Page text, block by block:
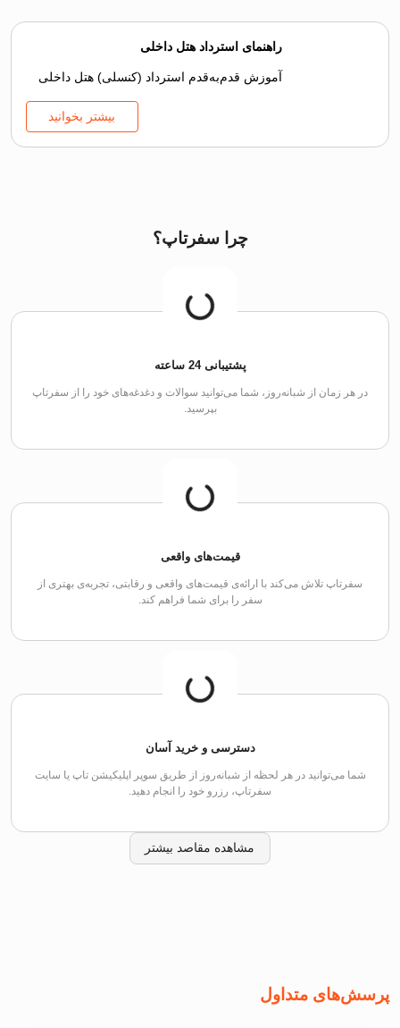
راهنمای استرداد هتل داخلی
آموزش قدم‌به‌قدم استرداد (کنسلی) هتل داخلی
بیشتر بخوانید
چرا سفرتاپ؟
پشتیبانی 24 ساعته
در هر زمان از شبانه‌روز، شما می‌توانید سوالات و دغدغه‌های خود را از سفرتاپ
بپرسید.
قیمت‌های واقعی
سفرتاپ تلاش می‌کند با ارائه‌ی قیمت‌های واقعی و رقابتی، تجربه‌ی بهتری از
سفر را برای شما فراهم کند.
دسترسی و خرید آسان
شما می‌توانید در هر لحظه از شبانه‌روز از طریق سوپر اپلیکیشن تاپ یا سایت
سفرتاپ، رزرو خود را انجام دهید.
مشاهده مقاصد بیشتر
پرسش‌های متداول